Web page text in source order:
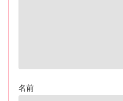
名前